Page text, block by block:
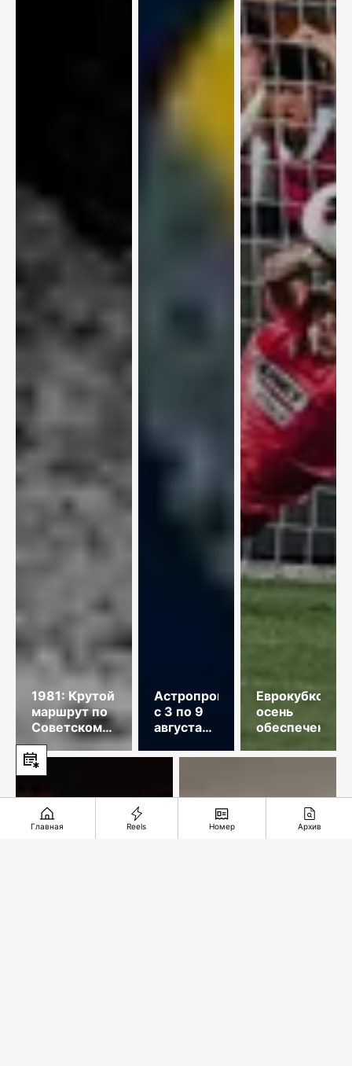
1981: Крутой
маршрут по
Советскому
Союзу
Астропрогноз
с 3 по 9
августа
года
Еврокубковая
осень
обеспечена
Главная Reels Номер Архив